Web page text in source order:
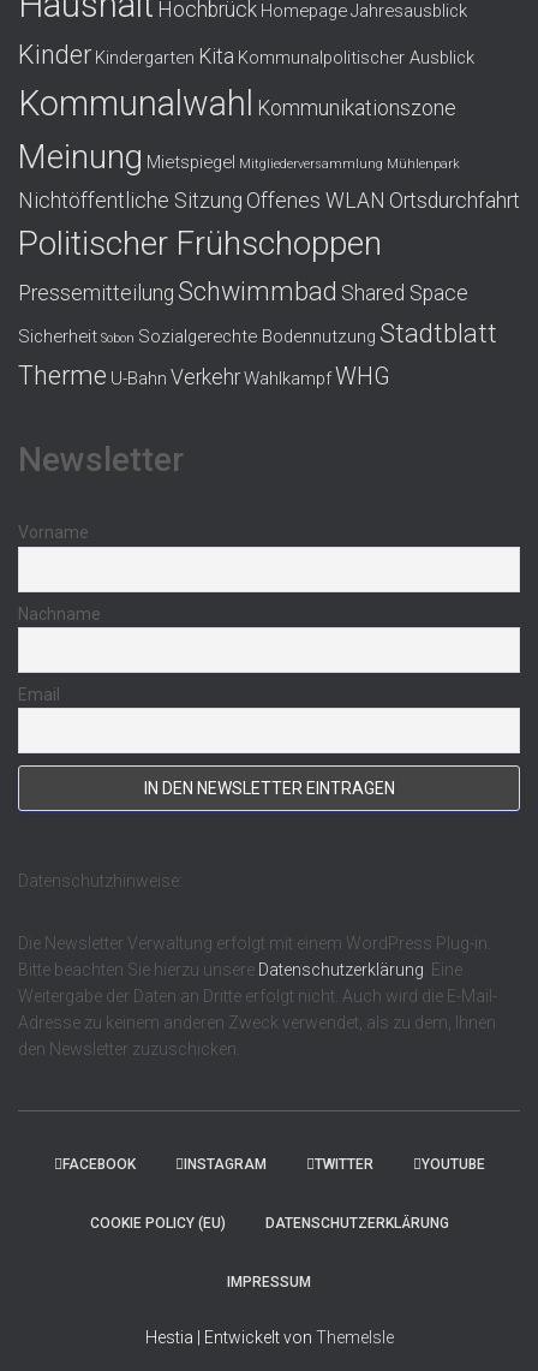
Hochbrück HomepageJahresausblick
Kinder Kindergarten Kita Kommunalpolitischer Ausblick
Kommunalwahl Kommunikationszone
Meinung Mietspiegel Mitgliederversammlung Mühlenpark
Nichtöffentliche Sitzung Offenes WLAN Ortsdurchfahrt
Politischer Frühschoppen
Pressemitteilung Schwimmbad Shared Space
Sicherheit Sobon Sozialgerechte Bodennutzung Stadtblatt
Therme U-Bahn VerkehrWahlkampfWHG
Newsletter
Vorname
Nachname
Email
Datenschutzhinweise:
Die Newsletter Verwaltung erfolgt mit einem WordPress Plug-in.
Bitte beachten Sie hierzu unsere Datenschutzerklärung . Eine
Weitergabe der Daten an Dritte erfolgt nicht. Auch wird die E-Mail-
Adresse zu keinem anderen Zweck verwendet, als zu dem, Ihnen
den Newsletter zuzuschicken.
FACEBOOK INSTAGRAM TWITTER YOUTUBE
COOKIE POLICY (EU) DATENSCHUTZERKLÄRUNG
IMPRESSUM
Hestia | Entwickelt von ThemeIsle